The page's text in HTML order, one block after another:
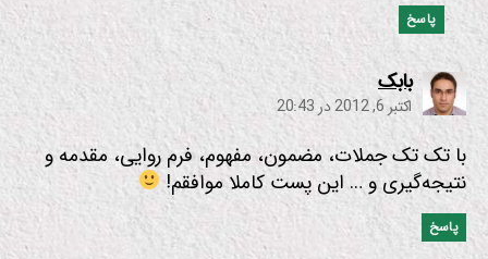
پاسخ
بابک
:
اکتبر 6, 2012 در 20:43
با تک تک جملات، مضمون، مفهوم، فرم روایی، مقدمه و
نتیجه‌گیری و … این پست کاملا موافقم!
پاسخ